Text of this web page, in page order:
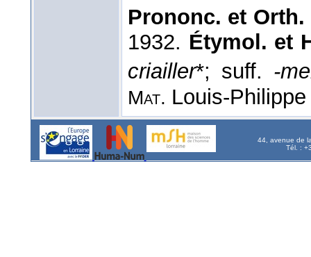
Prononc. et Orth.
1932. Étymol. et
criailler*; suff. -
Mat. Louis-
44, avenue de
Tél. :